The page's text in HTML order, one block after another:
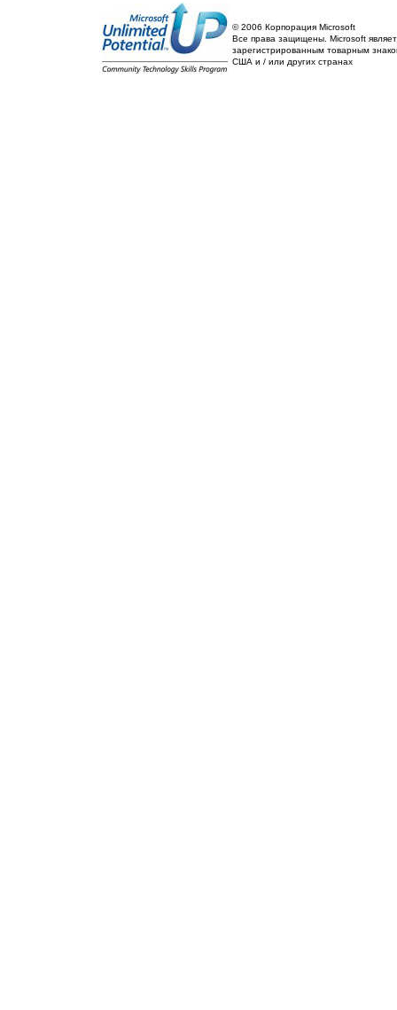
© 2006 Корпорация Microsoft
Все права защищены. Microsoft
зарегистрированным товарным
США и / или других странах